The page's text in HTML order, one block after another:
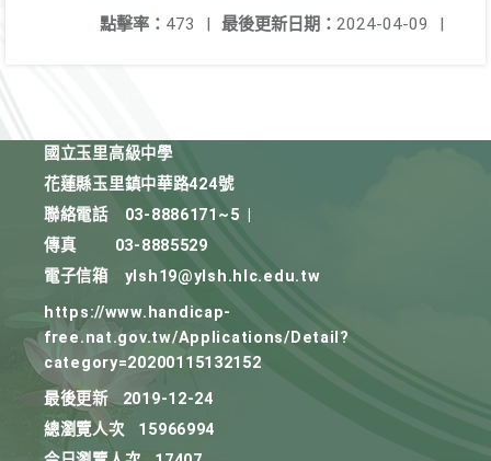
最後更新日期： 2024-04-09 |
點擊率： 473 |
國立玉里高級中學
花蓮縣玉里鎮中華路424號
聯絡電話
03-8886171~5
傳真
03-8885529
電子信箱
ylsh19@ylsh.hlc.edu.tw
https://www.handicap-
free.nat.gov.tw/Applications/Detail?
category=20200115132152
最後更新
2019-12-24
總瀏覽人次
15966994